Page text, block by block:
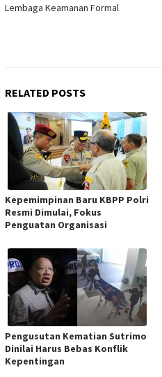
Lembaga Keamanan Formal
RELATED POSTS
Kepemimpinan Baru KBPP Polri
Resmi Dimulai, Fokus
Penguatan Organisasi
Pengusutan Kematian Sutrimo
Dinilai Harus Bebas Konflik
Kepentingan